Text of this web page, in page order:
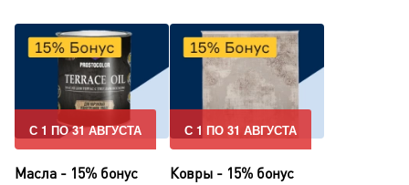
С 1 ПО 31 АВГУСТА
Масла - 15% бонус
С 1 ПО 31 АВГУСТА
Ковры - 15% бонус